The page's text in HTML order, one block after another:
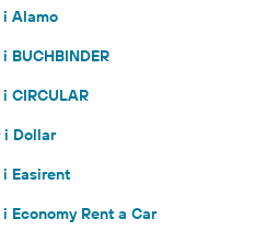
Alamo
BUCHBINDER
CIRCULAR
i Dollar
Easirent
Economy Rent a Car